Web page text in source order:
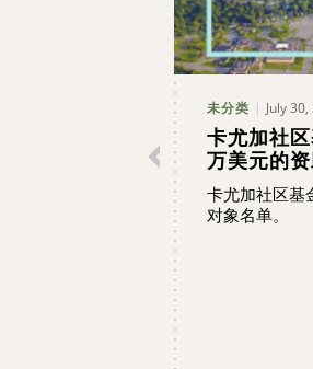
未分类 July
卡尤加社
万美元的
卡尤加社区基
对象名单。